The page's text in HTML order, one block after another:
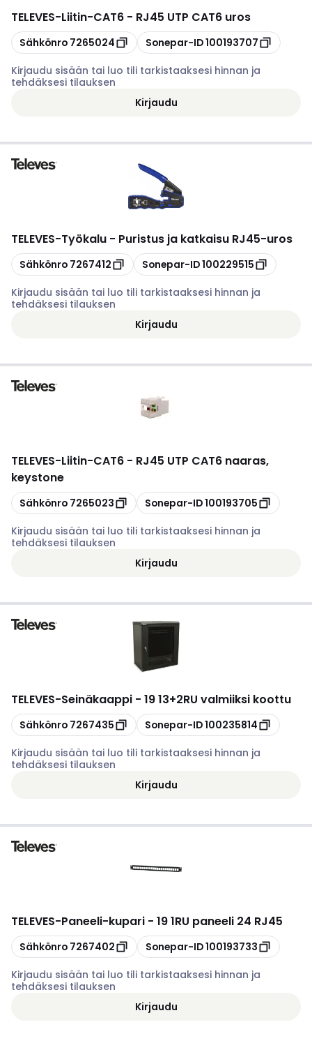
TELEVES-Liitin-CAT6 - RJ45 UTP CAT6 uros
Kopioi
Sähkönro 7265024 Kopioi
Sonepar-ID100193707
Kirjaudu sisään tai luo tili tarkistaaksesi hinnan ja
tehdäksesi tilauksen
Kirjaudu
TELEVES-Työkalu - Puristus ja katkaisu RJ45-uros
Kopioi
Sähkönro 7267412 Kopioi
Sonepar-ID100229515
Kirjaudu sisään tai luo tili tarkistaaksesi hinnan ja
tehdäksesi tilauksen
Kirjaudu
TELEVES-Liitin-CAT6 - RJ45 UTP CAT6 naaras,
keystone
Kopioi
Sähkönro 7265023 Kopioi
Sonepar-ID100193705
Kirjaudu sisään tai luo tili tarkistaaksesi hinnan ja
tehdäksesi tilauksen
Kirjaudu
TELEVES-Seinäkaappi - 19 13+2RU valmiiksi koottu
Kopioi
Sähkönro 7267435 Kopioi
Sonepar-ID100235814
Kirjaudu sisään tai luo tili tarkistaaksesi hinnan ja
tehdäksesi tilauksen
Kirjaudu
TELEVES-Paneeli-kupari - 19 1RU paneeli 24 RJ45
Kopioi
Sähkönro 7267402 Kopioi
Sonepar-ID100193733
Kirjaudu sisään tai luo tili tarkistaaksesi hinnan ja
tehdäksesi tilauksen
Kirjaudu